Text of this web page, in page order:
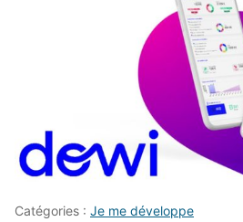
Catégories : Je me développe